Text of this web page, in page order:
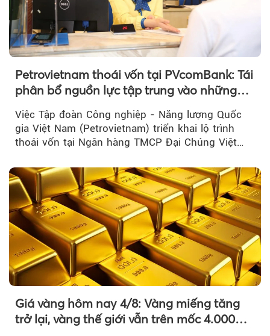
Petrovietnam thoái vốn tại PVcomBank: Tái
phân bổ nguồn lực tập trung vào những
Việc Tập đoàn Công nghiệp - Năng lượng Quốc
gia Việt Nam (Petrovietnam) triển khai lộ trình
thoái vốn tại Ngân hàng TMCP Đại Chúng Việt
Giá vàng hôm nay 4/8: Vàng miếng tăng
trở lại, vàng thế giới vẫn trên mốc 4.000